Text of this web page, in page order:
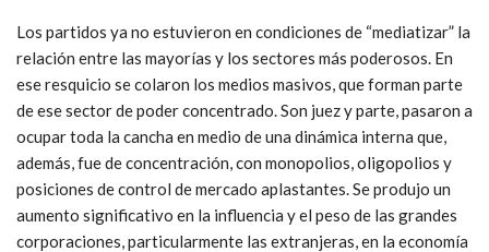
Los partidos ya no estuvieron en condiciones de “mediatizar” la
relación entre las mayorías y los sectores más poderosos. En
ese resquicio se colaron los medios masivos, que forman parte
de ese sector de poder concentrado. Son juez y parte, pasaron a
ocupar toda la cancha en medio de una dinámica interna que,
además, fue de concentración, con monopolios, oligopolios y
posiciones de control de mercado aplastantes. Se produjo un
aumento significativo en la influencia y el peso de las grandes
corporaciones, particularmente las extranjeras, en la economía